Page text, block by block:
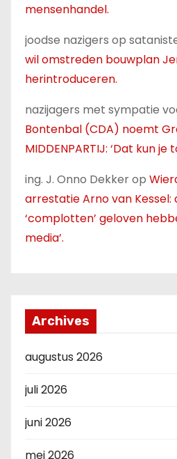
mensenhandel.
joodse nazigers op
wil omstreden bouwplan
herintroduceren.
nazijagers met sympatie
Bontenbal (CDA) noemt
MIDDENPARTIJ: ‘Dat kun
ing. J. Onno Dekkerop
arrestatie Arno van Kessel:
‘complotten’ geloven
media’.
Archives
augustus 2026
juli 2026
juni 2026
mei 2026